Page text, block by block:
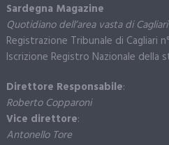
Sardegna Magazine
Quotidiano dell’area vasta di Cagliari
Registrazione Tribunale di Cagliari
Iscrizione Registro Nazionale della
Direttore Responsabile:
Roberto Copparoni
Vice direttore:
Antonello Tore